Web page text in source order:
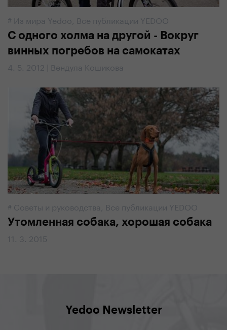
# Из мира Yedoo Все публикации YEDOO
С одного холма на другой - Вокруг
винных погребов на самокатах
4. 5. 2012 | Вендула Кошикова
# Советы и руководства Все публикации YEDOO
Утомленная собака, хорошая собака
11. 3. 2015
Yedoo Newsletter